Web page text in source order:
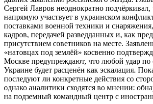
Сергей Лавров неоднократно
напрямую участвует в украинском
поставками военной техники и
кадров, передачей разведданных и, как
присутствием советников на месте.
«натовцах под землёй» косвенно
Москве предупреждают, что любой удар по
Украине будет расценён как эскалация.
последуют ли конкретные действия со
однако аналитики сходятся во мнении:
на подземный командный центр с